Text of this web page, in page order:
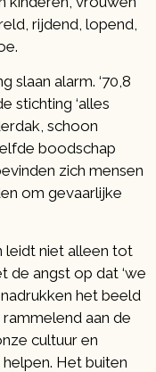
rijdend, lopend,
slaan alarm. ‘70,8
stichting ‘alles
schoon
boodschap
zich mensen
om gevaarlijke
leidt niet alleen tot
de angst op dat ‘we
het beeld
aan de
cultuur en
Het buiten